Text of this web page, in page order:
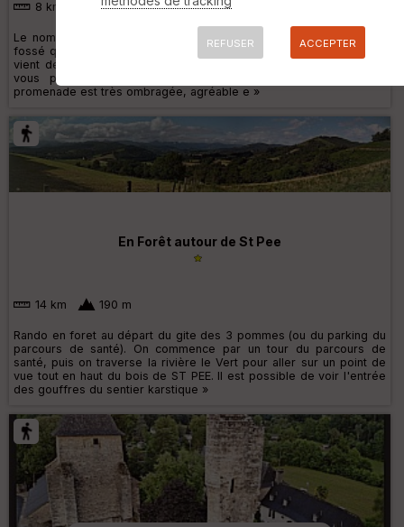
8 km 210 m
Le nom de cette rando vient d'un un site très particulier avec un
fossé qui fait l'intérêt de la promenade le nom de camp de cesar
vient de la forme qui peut rappeler un camp Romain. Cette rando
vous permettra de découvrir la fameux camp de César, la
promenade est très ombragée, agréable e »
En Forêt autour de St Pee
14 km 190 m
Rando en foret au départ du gite des 3 pommes (ou du parking du
parcours de santé). On commence par un tour du parcours de
santé, puis on traverse la rivière le Vert pour aller sur un point de
vue tout en haut du bois de ST PEE. Il est possible de voir l'entrée
des gouffres du sentier karstique »
REFUSER ACCEPTER